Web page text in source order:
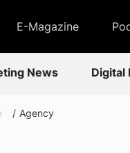
E-Magazine
News Digital
Agency